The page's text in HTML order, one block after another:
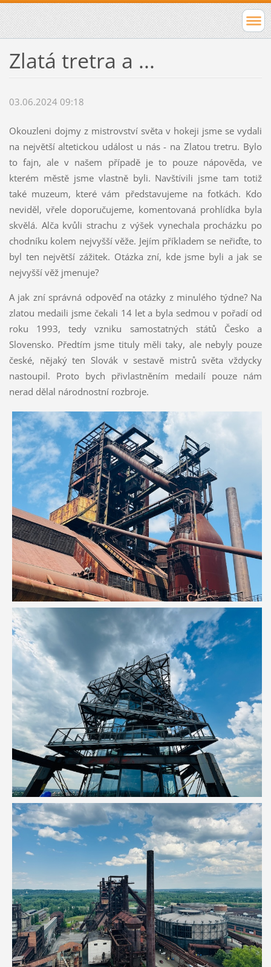
Zlatá tretra a ...
03.06.2024 09:18
Okouzleni dojmy z mistrovství světa v hokeji jsme se vydali
na největší altetickou událost u nás - na Zlatou tretru. Bylo
to fajn, ale v našem případě je to pouze nápověda, ve
kterém městě jsme vlastně byli. Navštívili jsme tam totiž
také muzeum, které vám představujeme na fotkách. Kdo
neviděl, vřele doporučujeme, komentovaná prohlídka byla
skvělá. Alča kvůli strachu z výšek vynechala procházku po
chodníku kolem nejvyšší věže. Jejím příkladem se neřiďte, to
byl ten největší zážitek. Otázka zní, kde jsme byli a jak se
nejvyšší věž jmenuje?
A jak zní správná odpověď na otázky z minulého týdne? Na
zlatou medaili jsme čekali 14 let a byla sedmou v pořadí od
roku 1993, tedy vzniku samostatných států Česko a
Slovensko. Předtím jsme tituly měli taky, ale nebyly pouze
české, nějaký ten Slovák v sestavě mistrů světa vždycky
nastoupil. Proto bych přivlastněním medailí pouze nám
nerad dělal národnostní rozbroje.